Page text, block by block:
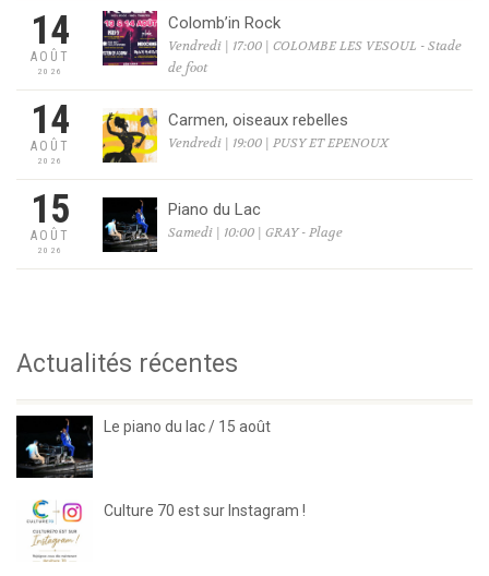
14
AOÛT
2026
Colomb’in Rock
Vendredi | 17:00 | COLOMBE LES VESOUL - Stade
de foot
14
AOÛT
2026
Carmen, oiseaux rebelles
Vendredi | 19:00 | PUSY ET EPENOUX
15
AOÛT
2026
Piano du Lac
Samedi | 10:00 | GRAY - Plage
Actualités récentes
Le piano du lac / 15 août
Culture 70 est sur Instagram !